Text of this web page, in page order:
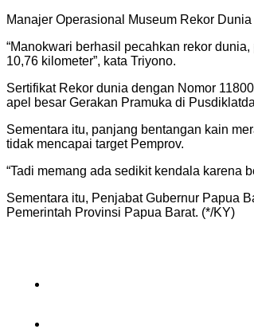
Manajer Operasional Museum Rekor
“Manokwari berhasil pecahkan rekor
10,76 kilometer”, kata Triyono.
Sertifikat Rekor dunia dengan Nomor
apel besar Gerakan Pramuka di
Sementara itu, panjang bentangan kain
tidak mencapai target Pemprov.
“Tadi memang ada sedikit kendala karena
Sementara itu, Penjabat Gubernur Papua
Pemerintah Provinsi Papua Barat. (*/KY)